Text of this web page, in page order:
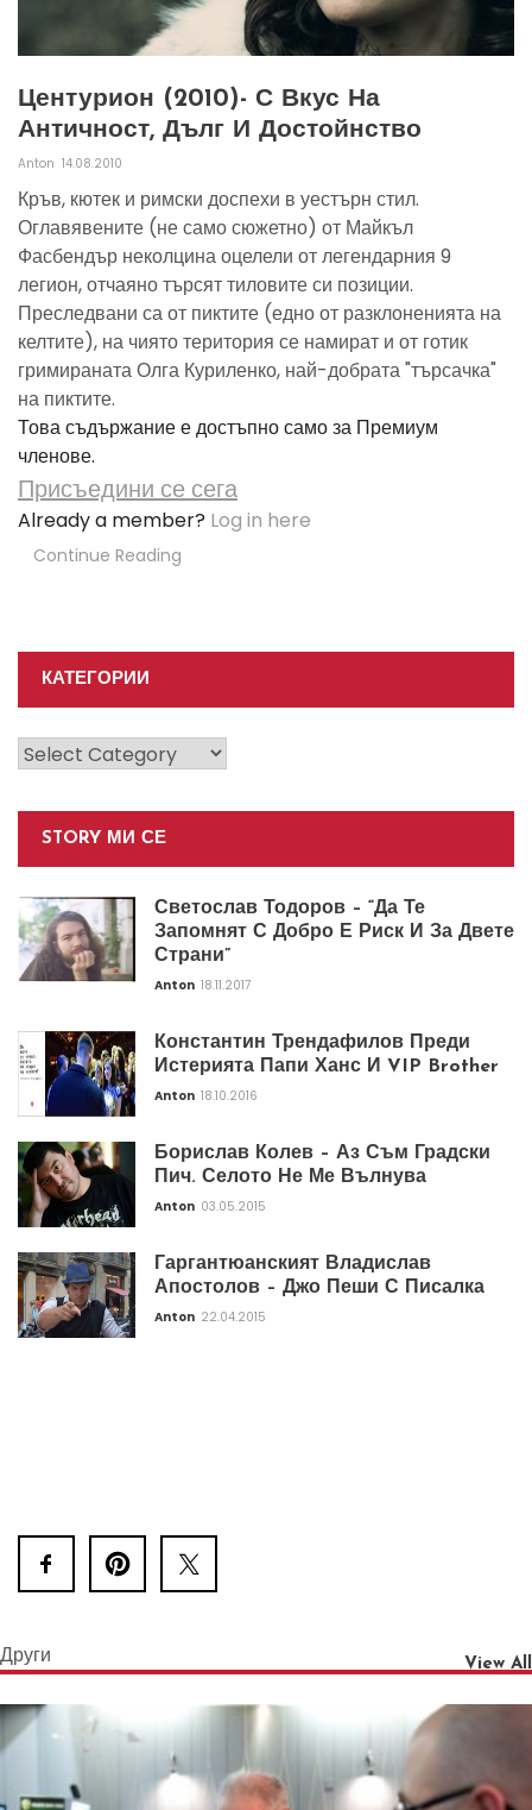
Центурион (2010)- С Вкус На
Античност, Дълг И Достойнство
Anton 14.08.2010
Кръв, кютек и римски доспехи в уестърн стил.
Оглавявените (не само сюжетно) от Майкъл
Фасбендър неколцина оцелели от легендарния 9
легион, отчаяно търсят тиловите си позиции.
Преследвани са от пиктите (едно от разклоненията на
келтите), на чиято територия се намират и от готик
гримираната Олга Куриленко, най-добрата "търсачка"
на пиктите.
Това съдържание е достъпно само за Премиум
членове.
Присъедини се сега
Already a member? Log in here
Continue Reading
КАТЕГОРИИ
Категории
STORY МИ СЕ
Светослав Тодоров – “Да Те
Запомнят С Добро Е Риск И За Двете
Страни”
Anton 18.11.2017
Константин Трендафилов Преди
Истерията Папи Ханс И VIP Brother
Anton 18.10.2016
Борислав Колев – Аз Съм Градски
Пич. Селото Не Ме Вълнува
Anton 03.05.2015
Гаргантюанският Владислав
Апостолов – Джо Пеши С Писалка
Anton 22.04.2015
Други View All